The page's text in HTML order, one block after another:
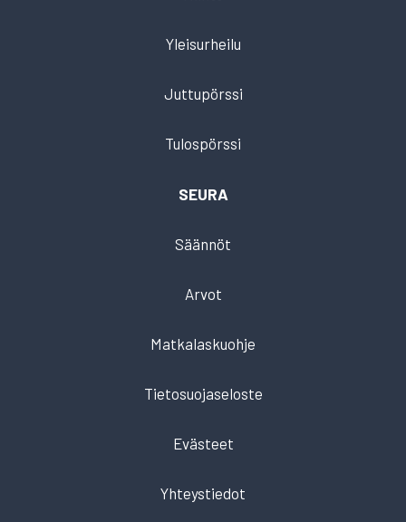
Yleisurheilu
Juttupörssi
Tulospörssi
SEURA
Säännöt
Arvot
Matkalaskuohje
Tietosuojaseloste
Evästeet
Yhteystiedot